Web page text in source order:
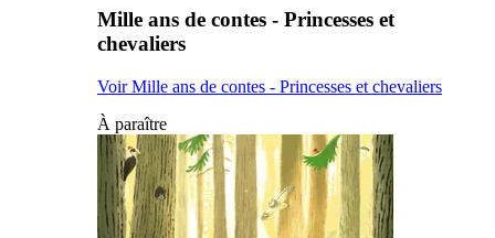
Mille ans de contes - Princesses et
chevaliers
Voir Mille ans de contes - Princesses et chevaliers
À paraître